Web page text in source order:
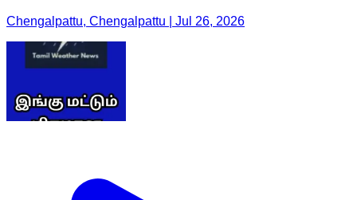
Chengalpattu, Chengalpattu | Jul 26, 2026